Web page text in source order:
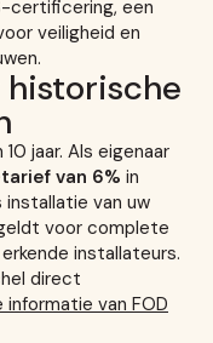
certificering, een
veiligheid en
jaar. Als eigenaar
van 6% in
installatie van uw
voor complete
installateurs.
direct
van FOD